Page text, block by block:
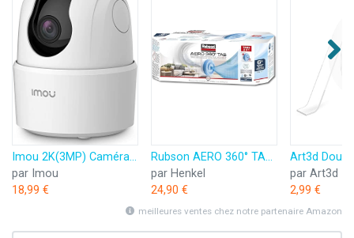
Imou 2K(3MP) Caméra Surveillance WiFi Intérieure Caméra 360° Connectée Smartphone avec Détection Humaine AI Suivi Intelligent Sirène Audio Bidirectionnel Compatible Alexa pour Bébé/Animaux
par Imou
18,99 €
Rubson AERO 360° TAB, recharges en tabs neutres pour absorbeur d'humidité, ultra absorbantes et anti odeurs recharges pour déshumidificateurs AERO 360°, 6 x 450 g
par Henkel
24,90 €
par Art3d
2,99 €
meilleures ventes chez notre partenaire Amazon